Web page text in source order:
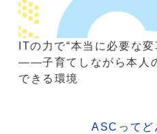
ITの力で“本当に必要な変
――子育てしながら本人
できる環境
ASCってど